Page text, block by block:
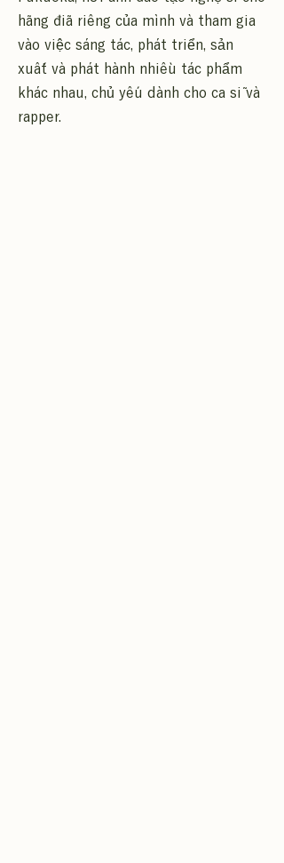
hãng đĩa riêng của mình và tham gia
vào việc sáng tác, phát triển, sản
xuất và phát hành nhiều tác phẩm
khác nhau, chủ yếu dành cho ca sĩ và
rapper.